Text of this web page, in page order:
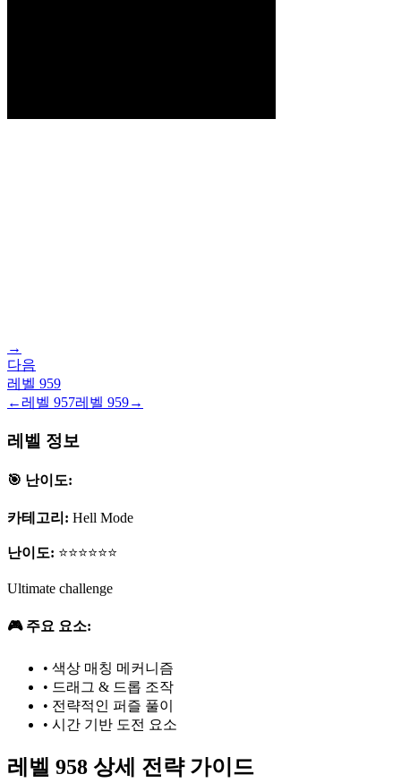
→
다음
레벨 959
← 레벨 957레벨 959→
레벨 정보
🎯 난이도:
카테고리: Hell Mode
난이도: ⭐⭐⭐⭐⭐⭐
Ultimate challenge
🎮 주요 요소:
• 색상 매칭 메커니즘
• 드래그 & 드롭 조작
• 전략적인 퍼즐 풀이
• 시간 기반 도전 요소
레벨 958 상세 전략 가이드